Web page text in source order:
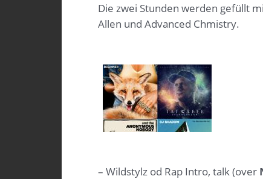
Die zwei Stunden werden gefüllt
Allen und Advanced Chmistry.
– Wildstylz od Rap Intro, talk (over